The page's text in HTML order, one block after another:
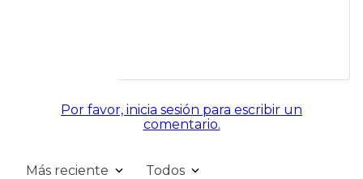
Por favor, inicia sesión para escribir un
comentario.
Más reciente Todos